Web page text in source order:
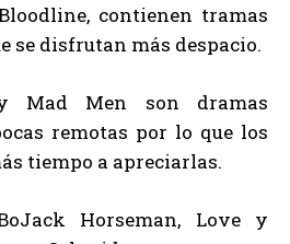
contienen tramas
se disfrutan más despacio.
Mad Men son dramas
remotas por lo que los
tiempo a apreciarlas.
Horseman, Love y